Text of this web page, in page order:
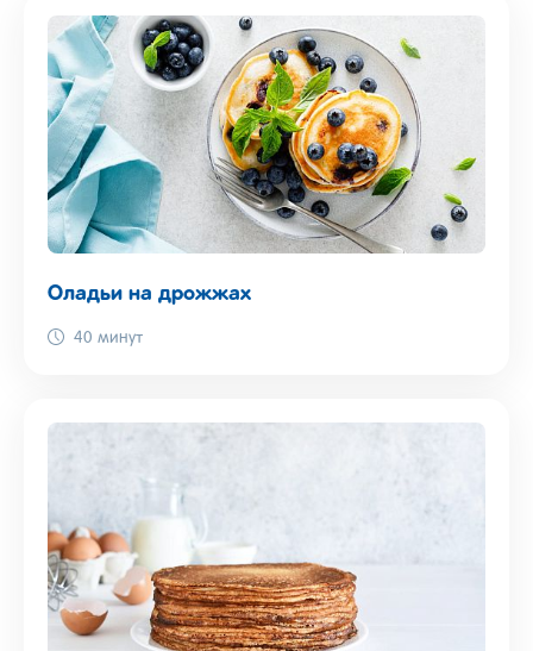
Оладьи на дрожжах
40 минут